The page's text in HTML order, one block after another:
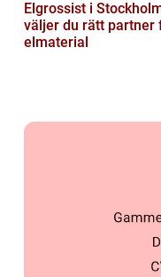
Elgrossist i
väljer du rätt partner
elmaterial